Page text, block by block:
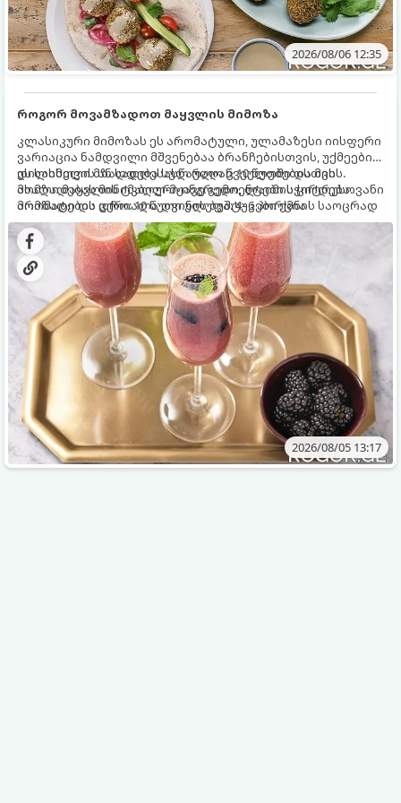
2026/08/06 12:35
როგორ მოვამზადოთ მაყვლის მიმოზა
კლასიკური მიმოზას ეს არომატული, ულამაზესი იისფერი
ვარიაცია ნამდვილი მშვენებაა ბრანჩებისთვის, უქმეების
დილისთვის ან სადღესასწაულო წვეულებებისთვის.
ახალი მაყვლის ტკბილ-მჟავე გემო, ლაიმის ციტრუსოვანი
არომატი და ცქრიალა ღვინის ბუშტუკები ქმნის საოცრად
დახვეწილ და მაგრილებელ კოქტეილს.
ეს სასმელი მზადდება სულ რაღაც 10 წუთში და მის
მომზადებას მინიმალური ინგრედიენტები სჭირდება.
მომზადების დრო: 10 წუთი ულუფა: 4–6 პორცია
2026/08/05 13:17